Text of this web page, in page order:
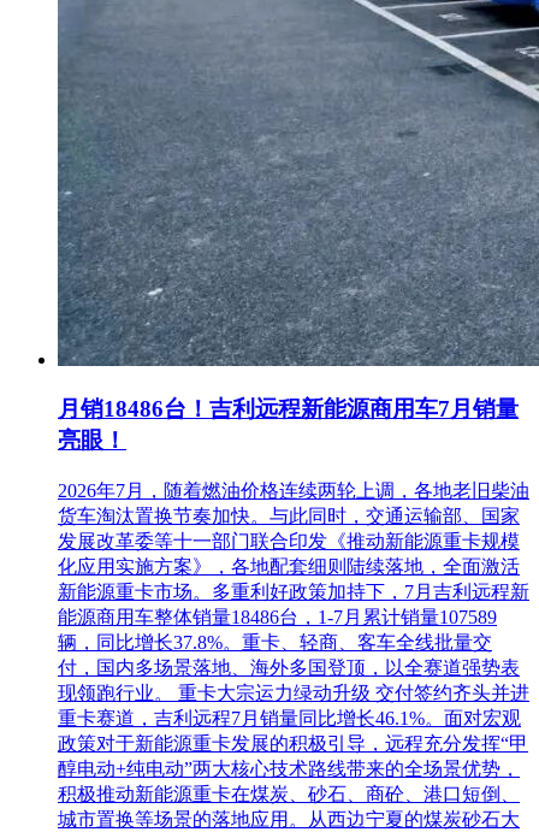
月销18486台！吉利远程新能源商用车7月销量
亮眼！
2026年7月，随着燃油价格连续两轮上调，各地老旧柴油
货车淘汰置换节奏加快。与此同时，交通运输部、国家
发展改革委等十一部门联合印发《推动新能源重卡规模
化应用实施方案》，各地配套细则陆续落地，全面激活
新能源重卡市场。多重利好政策加持下，7月吉利远程新
能源商用车整体销量18486台，1-7月累计销量107589
辆，同比增长37.8%。重卡、轻商、客车全线批量交
付，国内多场景落地、海外多国登顶，以全赛道强势表
现领跑行业。 重卡大宗运力绿动升级 交付签约齐头并进
重卡赛道，吉利远程7月销量同比增长46.1%。面对宏观
政策对于新能源重卡发展的积极引导，远程充分发挥“甲
醇电动+纯电动”两大核心技术路线带来的全场景优势，
积极推动新能源重卡在煤炭、砂石、商砼、港口短倒、
城市置换等场景的落地应用。从西边宁夏的煤炭砂石大